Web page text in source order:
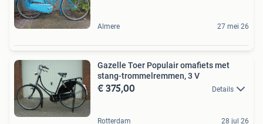
Almere 27 mei 26
Gazelle Toer Populair omafiets met
stang-trommelremmen, 3 V
€ 375,00 Details
Rotterdam 28 jul 26